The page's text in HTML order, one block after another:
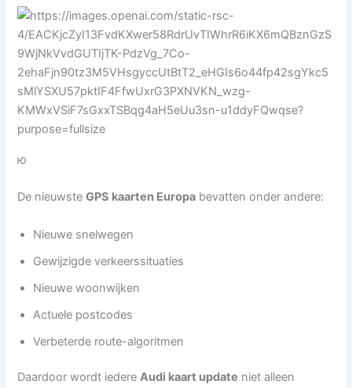
ю
De nieuwsteGPS kaarten Europa bevatten onder andere:
Nieuwe snelwegen
Gewijzigde verkeerssituaties
Nieuwe woonwijken
Actuele postcodes
Verbeterde route-algoritmen
Daardoor wordt iedereAudi kaart update niet alleen